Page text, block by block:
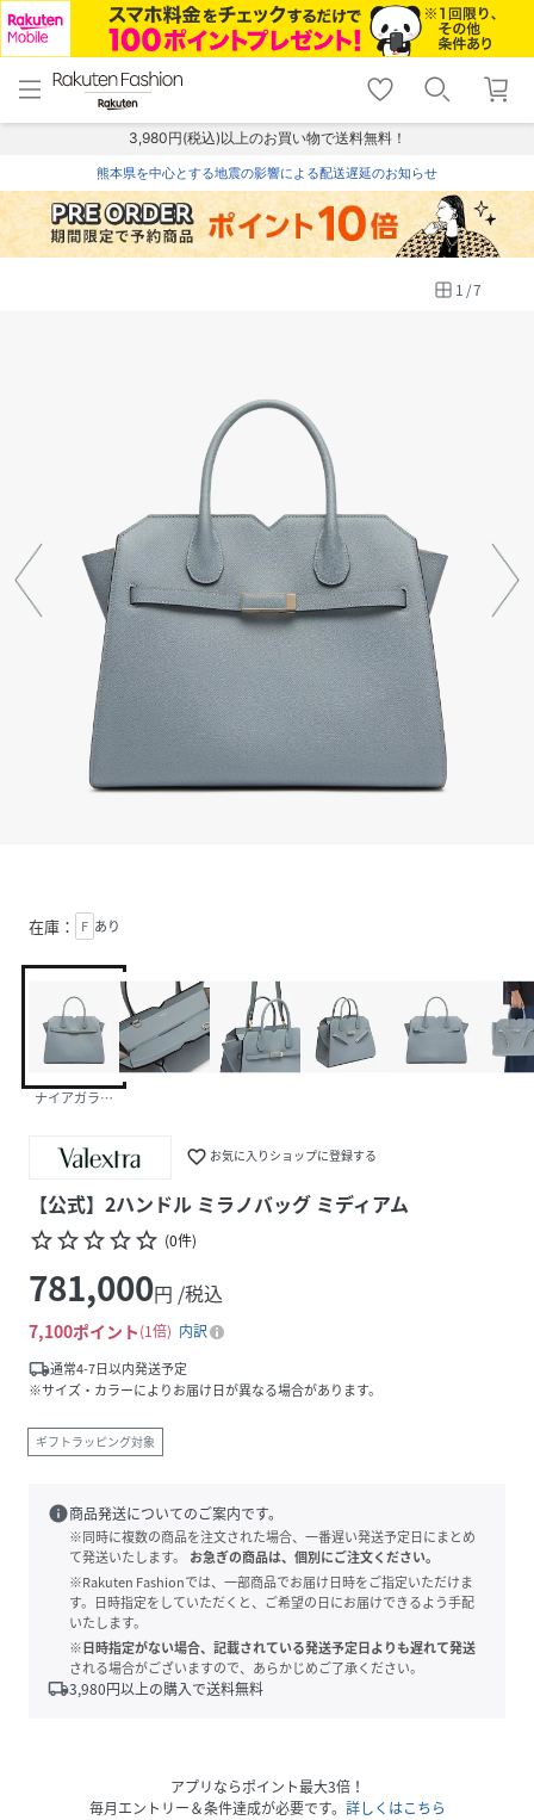
menu home
トップ
shopping_cart lock_outline
ログイン
3,980円(税込)以上のお買い物で送料無料！
熊本県を中心とする地震の影響による配送遅延のお知らせ
1 /7
在庫： F あり
ナイアガラブルー
favorite_border お気に入りショップに登録する
【公式】2ハンドル ミラノバッグ ミディアム
star_borderstar_borderstar_borderstar_borderstar_border (0件)
781,000円 /税込
7,100ポイント 1倍
内訳
local_shipping通常4-7日以内発送予定
※サイズ・カラーによりお届け日が異なる場合があります。
ギフトラッピング対象
info商品発送についてのご案内です。
※同時に複数の商品を注文された場合、一番遅い発送予定日にまとめ
て発送いたします。
お急ぎの商品は、個別にご注文ください。
※Rakuten Fashionでは、一部商品でお届け日時をご指定いただけま
す。日時指定をしていただくと、ご希望の日にお届けできるよう手配
いたします。
※日時指定がない場合、記載されている発送予定日よりも遅れて発送
される場合がございますので、あらかじめご了承ください。
local_shipping3,980円以上の購入で送料無料
アプリならポイント最大3倍！
毎月エントリー＆条件達成が必要です。 詳しくはこちら